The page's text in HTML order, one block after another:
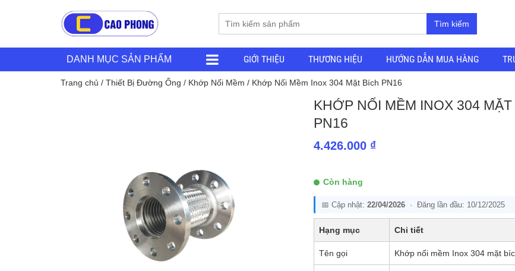
Tìm kiếm
DANH MỤC SẢN PHẨM GIỚI THIỆU THƯƠNG HIỆU HƯỚNG DẪN MUA HÀNG
Trang chủ / Thiết Bị Đường Ống / Khớp Nối Mềm / Khớp Nối Mềm Inox 304 Mặt Bích PN16
KHỚP NỐI MỀM INOX 304 MẶT
PN16
4.426.000 ₫
Còn hàng
📅 Cập nhật: 22/04/2026· Đăng lần đầu: 10/12/2025
Hạng mục Chi tiết
Tên gọi Khớp nối mềm Inox 304 mặt